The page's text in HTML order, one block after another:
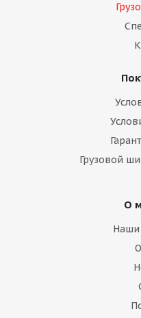
Грузовой
О
Наши